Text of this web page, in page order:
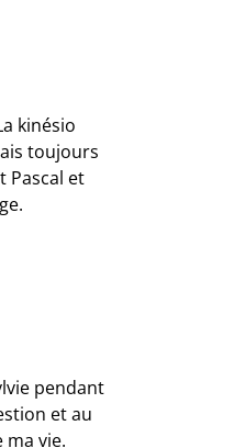
kinésio
toujours
Pascal et
pendant
et au
ma vie.